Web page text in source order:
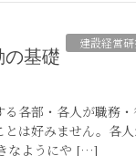
建設経営
各部・各人が職務
は好みません。各
なようにや […]